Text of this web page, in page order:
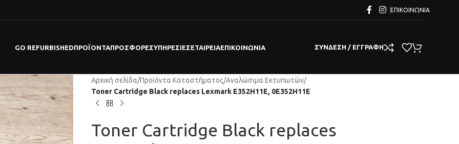
ΕΠΙΚΟΙΝΩΝΊΑ
GO REFURBISHEDΠΡΟΪΌΝΤΑΠΡΟΣΦΟΡΕΣΥΠΗΡΕΣΊΕΣΕΤΑΙΡΕΊΑΕΠΙΚΟΙΝΩΝΊΑ ΣΎΝΔΕΣΗ / ΕΓΓΡΑΦΉ
Αρχική σελίδα/Προϊόντα Καταστήματος/Αναλώσιμα Εκτυπωτών/
Toner Cartridge Black replaces Lexmark E352H11E, 0E352H11E
Toner Cartridge Black replaces